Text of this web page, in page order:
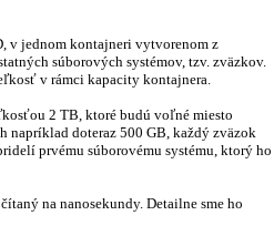
v jednom kontajneri vytvorenom z
súborových systémov, tzv. zväzkov.
v rámci kapacity kontajnera.
2 TB, ktoré budú voľné miesto
doteraz 500 GB, každý zväzok
prvému súborovému systému, ktorý ho
na nanosekundy. Detailne sme ho